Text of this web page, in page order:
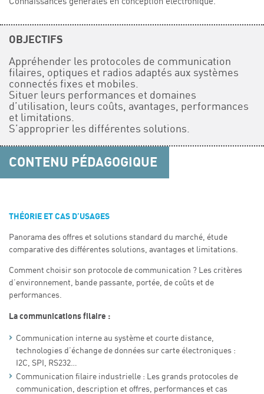
OBJECTIFS
Appréhender les protocoles de communication
filaires, optiques et radios adaptés aux systèmes
connectés fixes et mobiles.
Situer leurs performances et domaines
d’utilisation, leurs coûts, avantages, performances
et limitations.
S’approprier les différentes solutions.
CONTENU PÉDAGOGIQUE
THÉORIE ET CAS D’USAGES
Panorama des offres et solutions standard du marché, étude
comparative des différentes solutions, avantages et limitations.
Comment choisir son protocole de communication ? Les critères
d’environnement, bande passante, portée, de coûts et de
performances.
La communications filaire :
Communication interne au système et courte distance,
technologies d’échange de données sur carte électroniques :
I2C, SPI, RS232…
Communication filaire industrielle : Les grands protocoles de
communication, description et offres, performances et cas